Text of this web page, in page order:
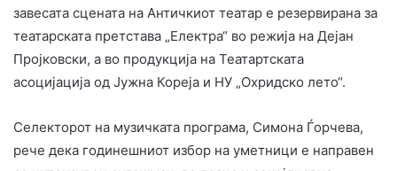
завесата сцената на Античкиот театар е резервирана за
театарската претстава „Електра“ во режија на Дејан
Пројковски, а во продукција на Театартската
асоцијација од Јужна Кореја и НУ „Охридско лето“.
Селекторот на музичката програма, Симона Ѓорчева,
рече дека годинешниот избор на уметници е направен